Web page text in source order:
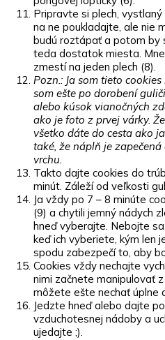
Pripravte si plech,
na ne poukladajte, ale nie
budú roztápať a potom by
teda dostatok miesta.
zmestí na jeden plech (8).
Pozn.: Ja som tieto
som ešte po dorobení
alebo kúsok vianočných
ako je foto z prvej várky.
všetko dáte do cesta ako
také, že náplň je
vrchu.
Takto dajte cookies do
minút. Záleží od veľkosti
Ja vždy po 7 – 8 minúte
(9) a chytili jemný nádych
hneď vyberajte. Nebojte
keď ich vyberiete, kým len
spodu zabezpečí to, aby
Cookies vždy nechajte
nimi začnete manipulovať
môžete ešte nechať úplne
Jedzte hneď alebo dajte
vzduchotesnej nádoby a
ujedajte ;).